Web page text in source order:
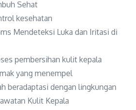
Sehat
kesehatan
Mendeteksi Luka dan Iritasi di
pembersihan kulit kepala
yang menempel
beradaptasi dengan lingkungan
Kulit Kepala